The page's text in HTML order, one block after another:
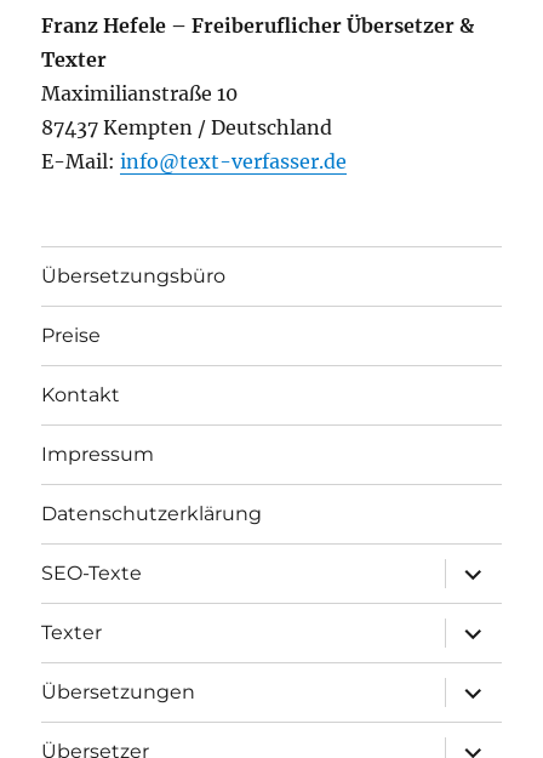
Franz Hefele – Freiberuflicher Übersetzer &
Texter
Maximilianstraße 10
87437 Kempten / Deutschland
E-Mail:info@text-verfasser.de
Übersetzungsbüro
Preise
Kontakt
Impressum
Datenschutzerklärung
SEO-Texte
öffnen
Texter
öffnen
Übersetzungen
öffnen
Übersetzer